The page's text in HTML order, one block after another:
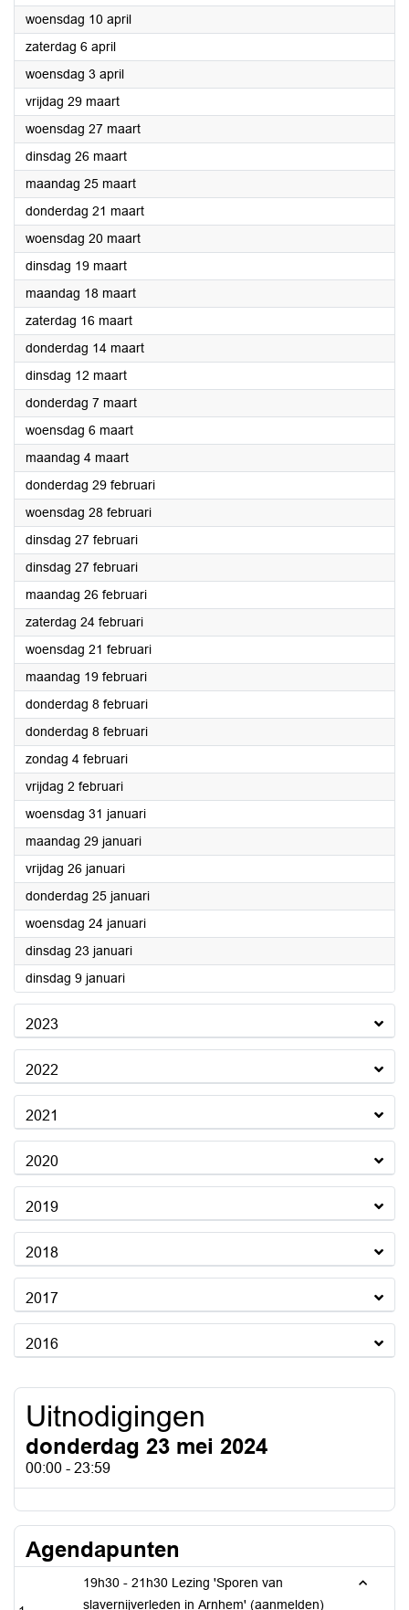
woensdag 10 april2024
zaterdag 6 april2024
woensdag 3 april2024
vrijdag 29 maart2024
woensdag 27 maart2024
dinsdag 26 maart2024
maandag 25 maart2024
donderdag 21 maart2024
woensdag 20 maart2024
dinsdag 19 maart2024
maandag 18 maart2024
zaterdag 16 maart2024
donderdag 14 maart2024
dinsdag 12 maart2024
donderdag 7 maart2024
woensdag 6 maart2024
maandag 4 maart2024
donderdag 29 februari2024
woensdag 28 februari2024
dinsdag 27 februari2024
dinsdag 27 februari2024
maandag 26 februari2024
zaterdag 24 februari2024
woensdag 21 februari2024
maandag 19 februari2024
donderdag 8 februari2024
donderdag 8 februari2024
zondag 4 februari2024
vrijdag 2 februari2024
woensdag 31 januari2024
maandag 29 januari2024
vrijdag 26 januari2024
donderdag 25 januari2024
woensdag 24 januari2024
dinsdag 23 januari2024
dinsdag 9 januari2024
2023
2022
2021
2020
2019
2018
2017
2016
Uitnodigingen
donderdag 23 mei 2024
00:00 - 23:59
Agendapunten
19h30 - 21h30 Lezing 'Sporen van
slavernijverleden in Arnhem' (aanmelden)